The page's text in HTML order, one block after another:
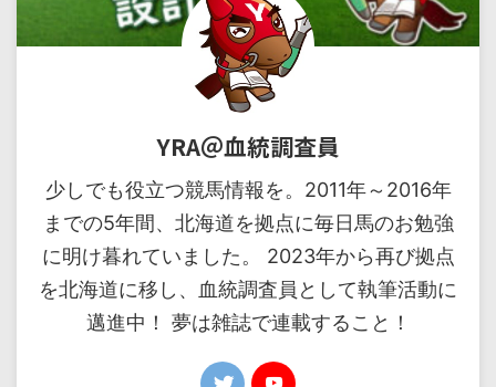
YRA＠血統調査員
少しでも役立つ競馬情報を。2011年～2016年
までの5年間、北海道を拠点に毎日馬のお勉強
に明け暮れていました。 2023年から再び拠点
を北海道に移し、血統調査員として執筆活動に
邁進中！ 夢は雑誌で連載すること！